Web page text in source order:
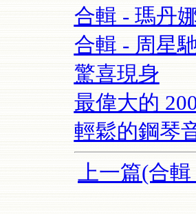
合輯 - 瑪丹
合輯 - 周星
驚喜現身
最偉大的
輕鬆的鋼琴
上一篇(合